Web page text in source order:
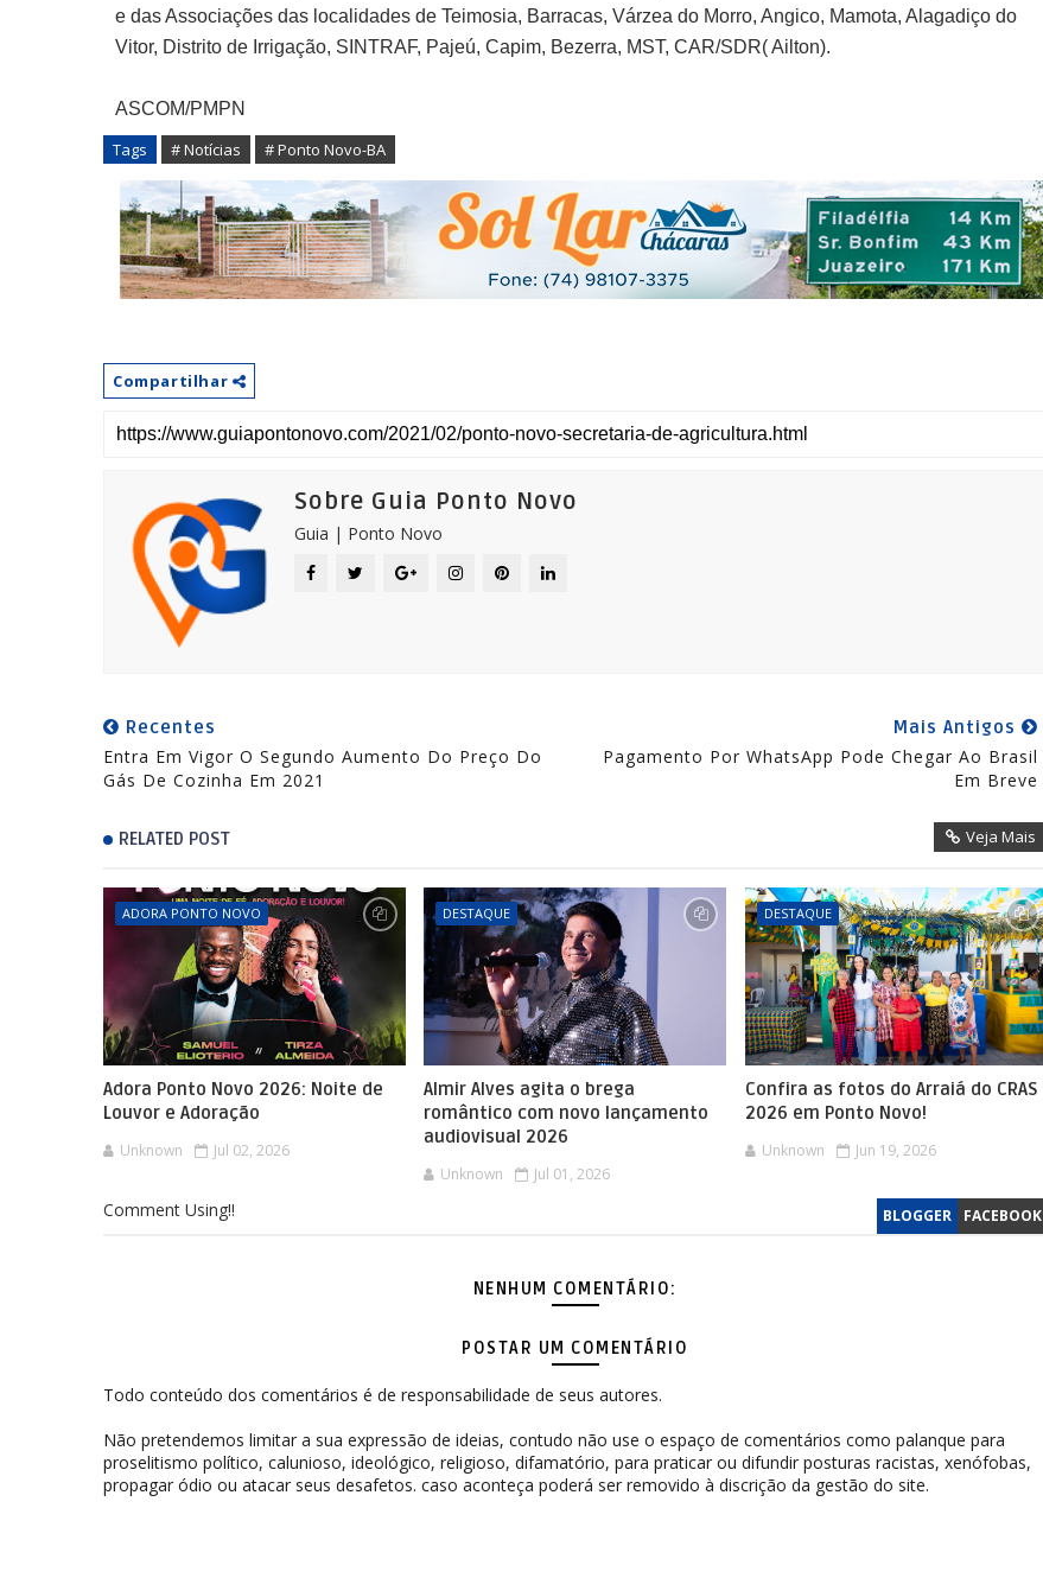
e das Associações das localidades de Teimosia, Barracas, Várzea do Morro, Angico, Mamota, Alagadiço do
Vitor, Distrito de Irrigação, SINTRAF, Pajeú, Capim, Bezerra, MST, CAR/SDR( Ailton).
ASCOM/PMPN
Tags # Notícias # Ponto Novo-BA
Compartilhar
Sobre Guia Ponto Novo
Guia | Ponto Novo
Recentes
Entra Em Vigor O Segundo Aumento Do Preço Do
Gás De Cozinha Em 2021
Mais Antigos
Pagamento Por WhatsApp Pode Chegar Ao Brasil
Em Breve
RELATED POST Veja Mais
ADORA PONTO NOVO
Adora Ponto Novo 2026: Noite de
Louvor e Adoração
Unknown Jul 02, 2026
DESTAQUE
Almir Alves agita o brega
romântico com novo lançamento
audiovisual 2026
Unknown Jul 01, 2026
DESTAQUE
Confira as fotos do Arraiá do CRAS
2026 em Ponto Novo!
Unknown Jun 19, 2026
BLOGGER FACEBOOK
Comment Using!!
NENHUM COMENTÁRIO:
POSTAR UM COMENTÁRIO
Todo conteúdo dos comentários é de responsabilidade de seus autores.
Não pretendemos limitar a sua expressão de ideias, contudo não use o espaço de comentários como palanque para
proselitismo político, calunioso, ideológico, religioso, difamatório, para praticar ou difundir posturas racistas, xenófobas,
propagar ódio ou atacar seus desafetos. caso aconteça poderá ser removido à discrição da gestão do site.